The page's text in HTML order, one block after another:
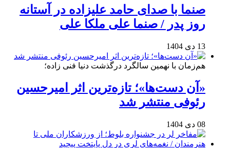
صنما با صدای حامد علیزاده در آستانه
روز پدر / صنما علی ملکا علی
13 دی 1404
هم‌زمان با نهمین سالگرد درگذشت دنیا فنی زاده؛
«آن دست‌ها»؛ تازه‌ترین اثر امیرحسین
رئوفی منتشر شد
08 دی 1404